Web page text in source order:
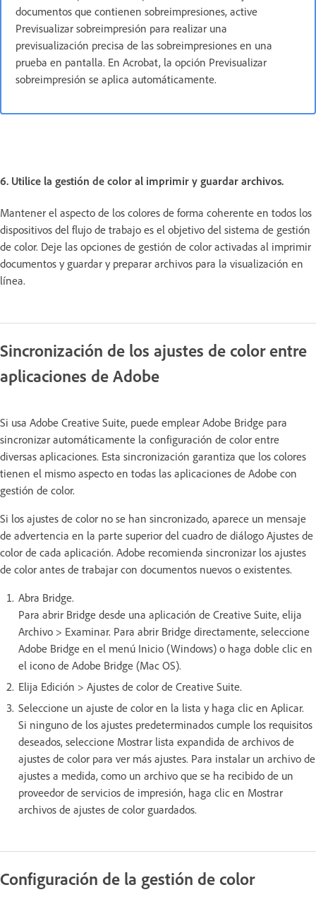
documentos que contienen sobreimpresiones, active
Previsualizar sobreimpresión para realizar una
previsualización precisa de las sobreimpresiones en una
prueba en pantalla. En Acrobat, la opción Previsualizar
sobreimpresión se aplica automáticamente.
6. Utilice la gestión de color al imprimir y guardar archivos.
Mantener el aspecto de los colores de forma coherente en todos los
dispositivos del flujo de trabajo es el objetivo del sistema de gestión
de color. Deje las opciones de gestión de color activadas al imprimir
documentos y guardar y preparar archivos para la visualización en
línea.
Sincronización de los ajustes de color entre
aplicaciones de Adobe
Si usa Adobe Creative Suite, puede emplear Adobe Bridge para
sincronizar automáticamente la configuración de color entre
diversas aplicaciones. Esta sincronización garantiza que los colores
tienen el mismo aspecto en todas las aplicaciones de Adobe con
gestión de color.
Si los ajustes de color no se han sincronizado, aparece un mensaje
de advertencia en la parte superior del cuadro de diálogo Ajustes de
color de cada aplicación. Adobe recomienda sincronizar los ajustes
de color antes de trabajar con documentos nuevos o existentes.
Abra Bridge.
Para abrir Bridge desde una aplicación de Creative Suite, elija
Archivo > Examinar. Para abrir Bridge directamente, seleccione
Adobe Bridge en el menú Inicio (Windows) o haga doble clic en
el icono de Adobe Bridge (Mac OS).
Elija Edición > Ajustes de color de Creative Suite.
Seleccione un ajuste de color en la lista y haga clic en Aplicar.
Si ninguno de los ajustes predeterminados cumple los requisitos
deseados, seleccione Mostrar lista expandida de archivos de
ajustes de color para ver más ajustes. Para instalar un archivo de
ajustes a medida, como un archivo que se ha recibido de un
proveedor de servicios de impresión, haga clic en Mostrar
archivos de ajustes de color guardados.
Configuración de la gestión de color